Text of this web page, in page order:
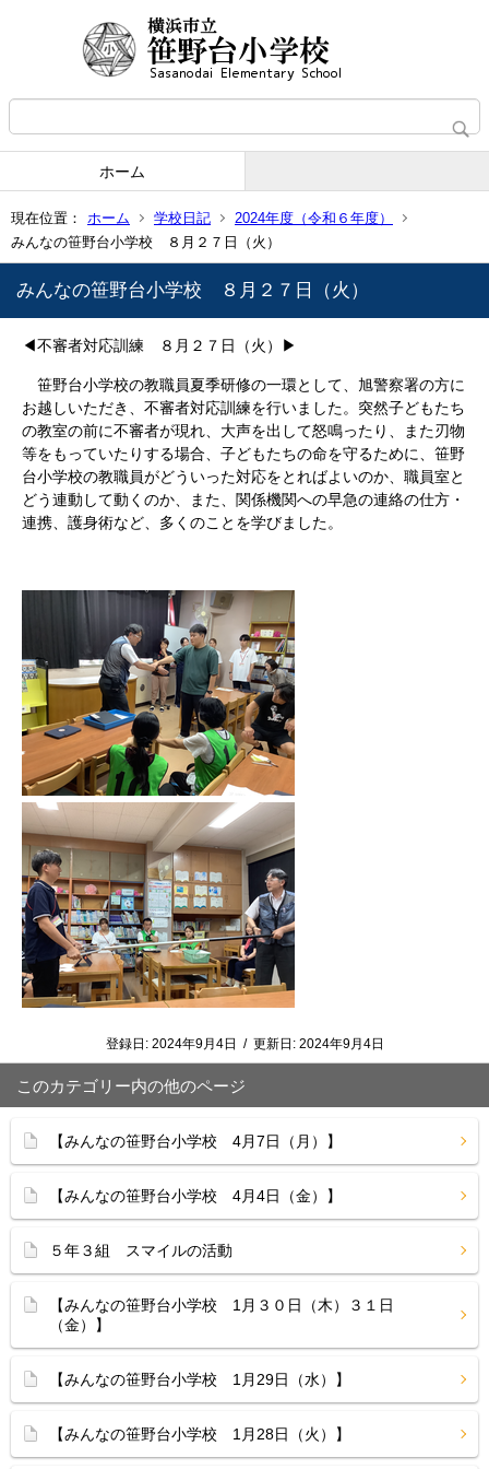
ホーム
現在位置： ホーム 学校日記
2024年度（令和６年度）
みんなの笹野台小学校 ８月２７日（火）
みんなの笹野台小学校 ８月２７日（火）
◀不審者対応訓練 ８月２７日（火）▶
笹野台小学校の教職員夏季研修の一環として、旭警察署の方に
お越しいただき、不審者対応訓練を行いました。突然子どもたち
の教室の前に不審者が現れ、大声を出して怒鳴ったり、また刃物
等をもっていたりする場合、子どもたちの命を守るために、笹野
台小学校の教職員がどういった対応をとればよいのか、職員室と
どう連動して動くのか、また、関係機関への早急の連絡の仕方・
連携、護身術など、多くのことを学びました。
登録日: 2024年9月4日 / 更新日: 2024年9月4日
このカテゴリー内の他のページ
【みんなの笹野台小学校 4月7日（月）】
【みんなの笹野台小学校 4月4日（金）】
５年３組 スマイルの活動
【みんなの笹野台小学校 1月３０日（木）３１日
（金）】
【みんなの笹野台小学校 1月29日（水）】
【みんなの笹野台小学校 1月28日（火）】